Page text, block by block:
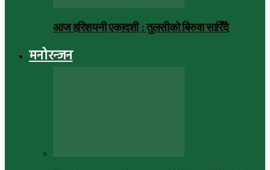
आज हरिशयनी एकादशी : तुलसीको बिरुवा सारिँदै
मनोरन्जन